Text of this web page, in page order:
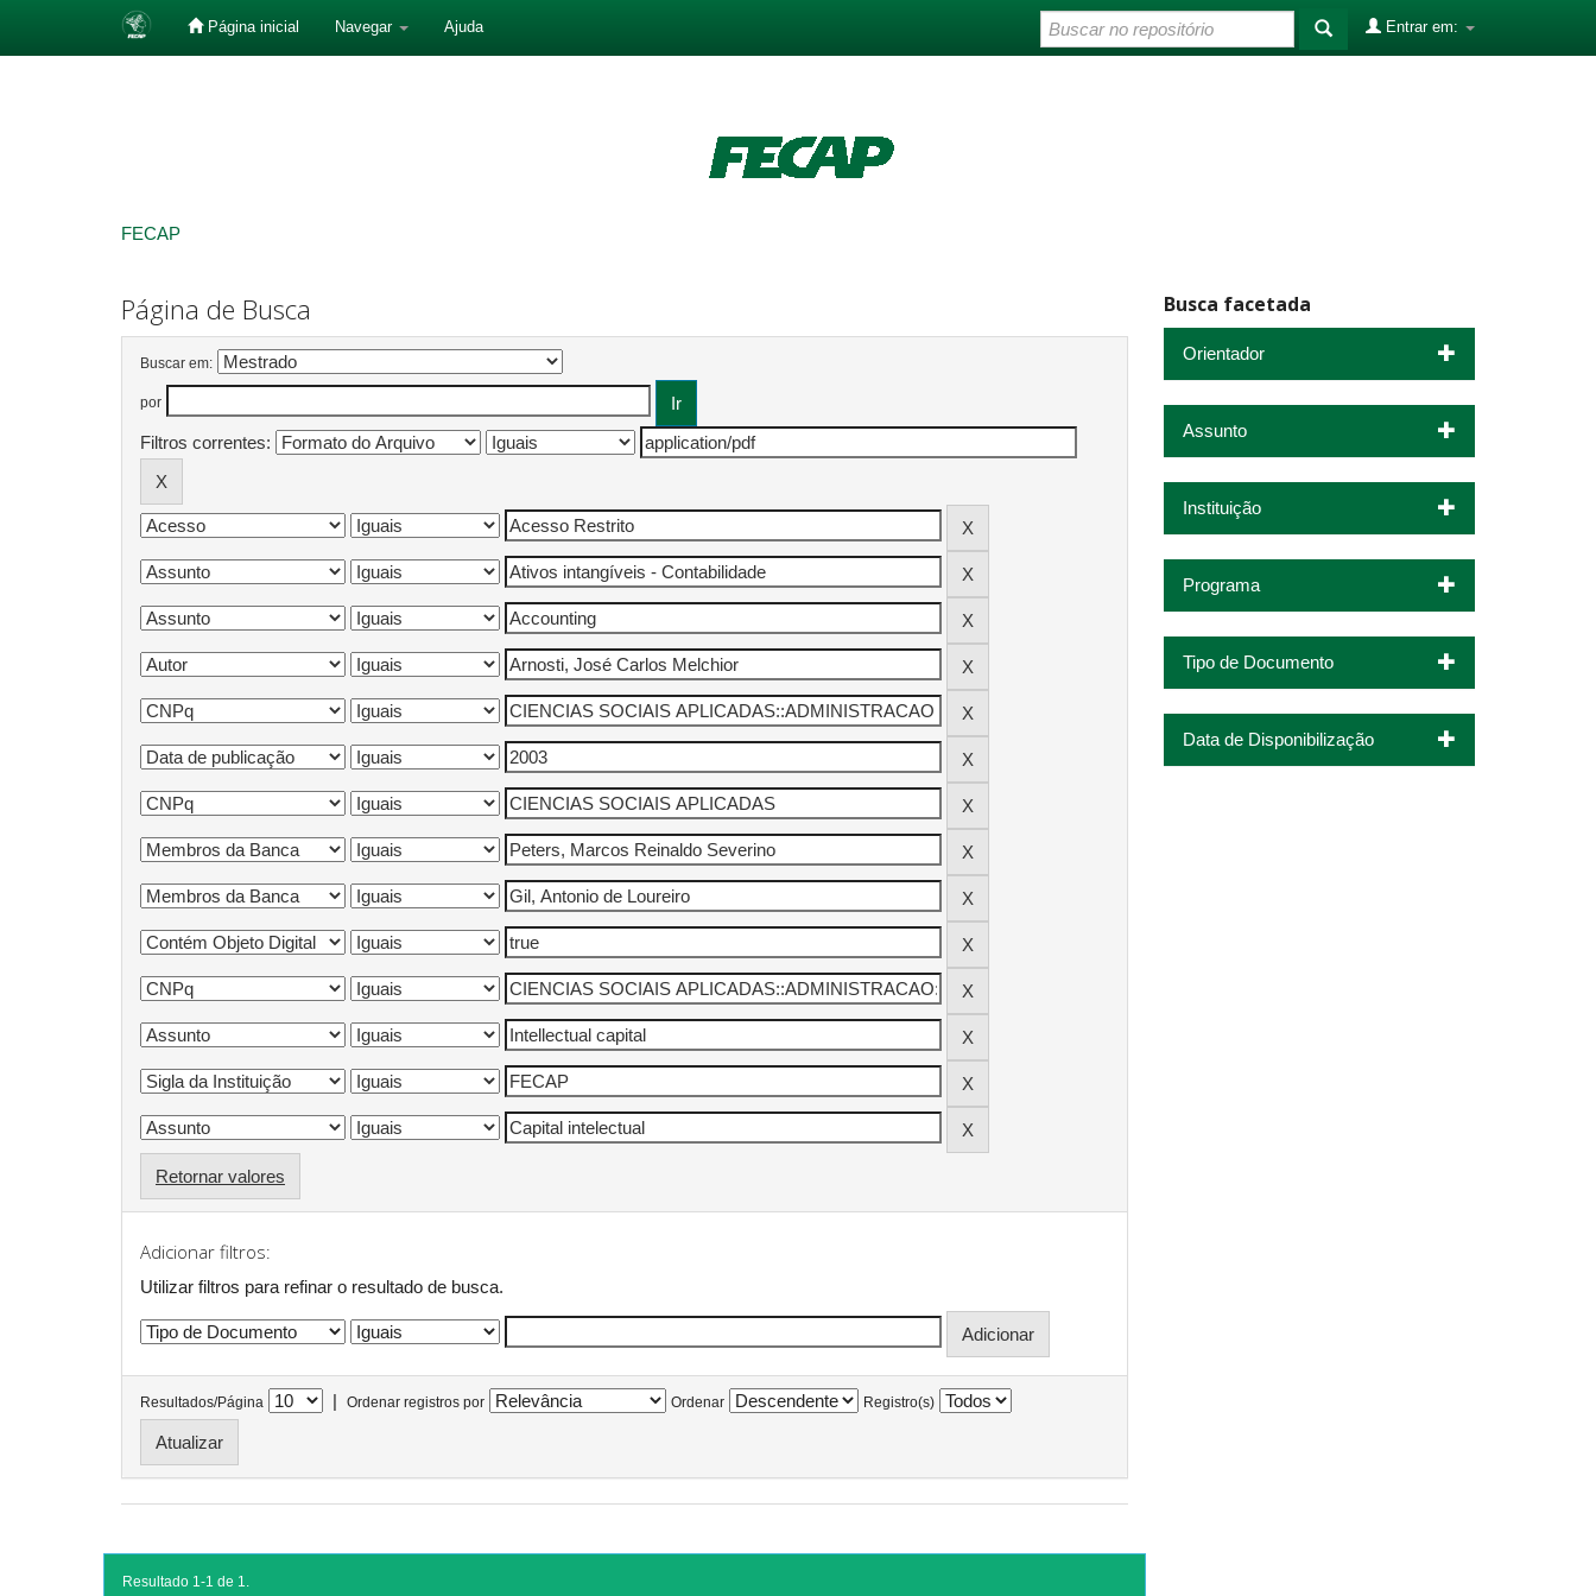
Página inicial Navegar Ajuda Entrar em:
FECAP
Página de Busca
Buscar em:
por
Filtros correntes:
Retornar valores
Adicionar filtros:
Utilizar filtros para refinar o resultado de busca.
Resultados/Página | Ordenar registros por Ordenar Registro(s)
Resultado 1-1 de 1.
Busca facetada
Orientador
Assunto
Instituição
Programa
Tipo de Documento
Data de Disponibilização